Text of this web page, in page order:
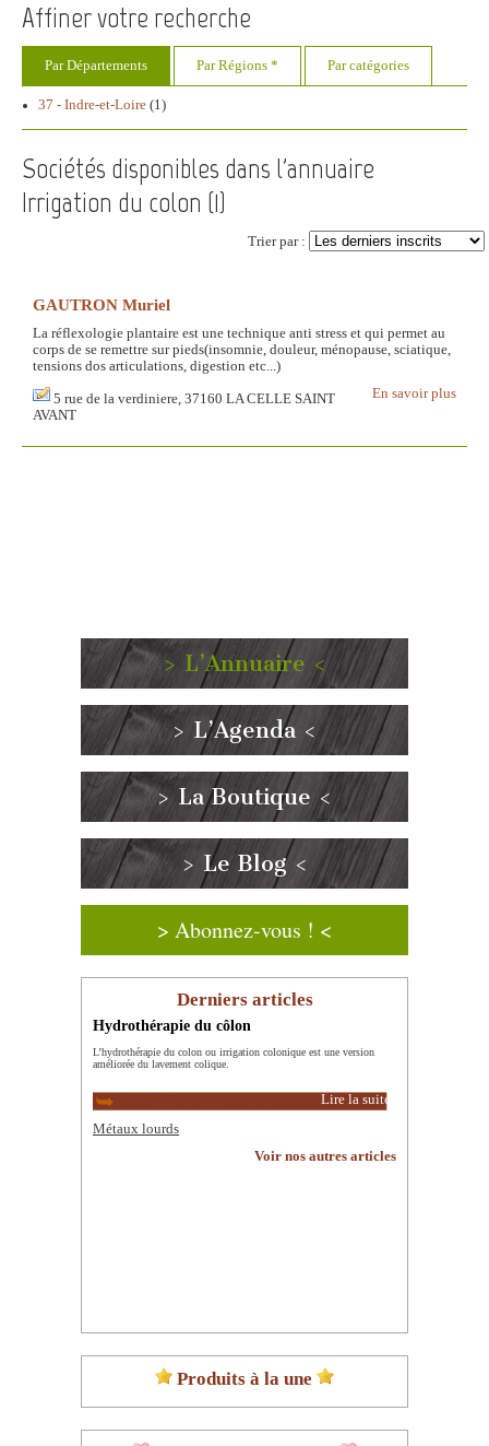
Affiner votre recherche
Par Départements Par Régions * Par catégories
37 - Indre-et-Loire (1)
Sociétés disponibles dans l'annuaire
Irrigation du colon (1)
Trier par :
GAUTRON Muriel
La réflexologie plantaire est une technique anti stress et qui permet au
corps de se remettre sur pieds(insomnie, douleur, ménopause, sciatique,
tensions dos articulations, digestion etc...)
En savoir plus
5 rue de la verdiniere, 37160 LA CELLE SAINT
AVANT
> L’Annuaire <
> L’Agenda <
> La Boutique <
> Le Blog <
> Abonnez-vous ! <
Derniers articles
Hydrothérapie du côlon
L’hydrothérapie du colon ou irrigation colonique est une version
améliorée du lavement colique.
Lire la suite
Métaux lourds
Voir nos autres articles
Produits à la une